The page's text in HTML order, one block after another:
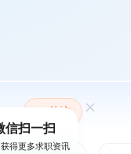
关注
信扫一扫
得更多求职资讯